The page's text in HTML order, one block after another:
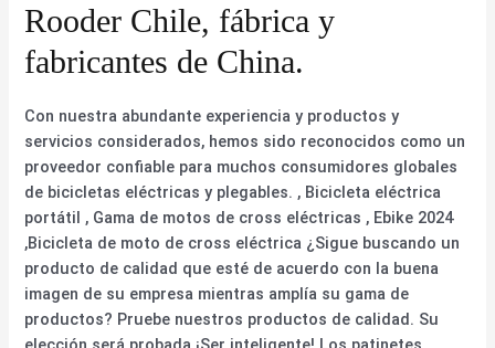
Rooder Chile, fábrica y
fabricantes de China.
Con nuestra abundante experiencia y productos y
servicios considerados, hemos sido reconocidos como un
proveedor confiable para muchos consumidores globales
de bicicletas eléctricas y plegables. , Bicicleta eléctrica
portátil , Gama de motos de cross eléctricas , Ebike 2024
,Bicicleta de moto de cross eléctrica ¿Sigue buscando un
producto de calidad que esté de acuerdo con la buena
imagen de su empresa mientras amplía su gama de
productos? Pruebe nuestros productos de calidad. Su